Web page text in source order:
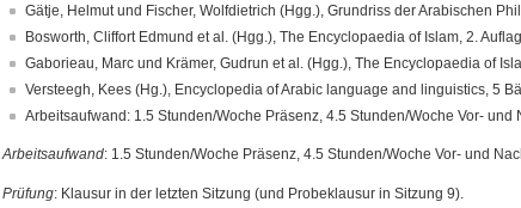
Gätje, Helmut und Fischer, Wolfdietrich (Hgg.), Grundriss der Arabischen
Bosworth, Cliffort Edmund et al. (Hgg.), The Encyclopaedia of Islam, 2.
Gaborieau, Marc und Krämer, Gudrun et al. (Hgg.), The Encyclopaedia of
Versteegh, Kees (Hg.), Encyclopedia of Arabic language and linguistics, 5
Arbeitsaufwand: 1.5 Stunden/Woche Präsenz, 4.5 Stunden/Woche Vor- und
Arbeitsaufwand: 1.5 Stunden/Woche Präsenz, 4.5 Stunden/Woche Vor- und
Prüfung: Klausur in der letzten Sitzung (und Probeklausur in Sitzung 9).